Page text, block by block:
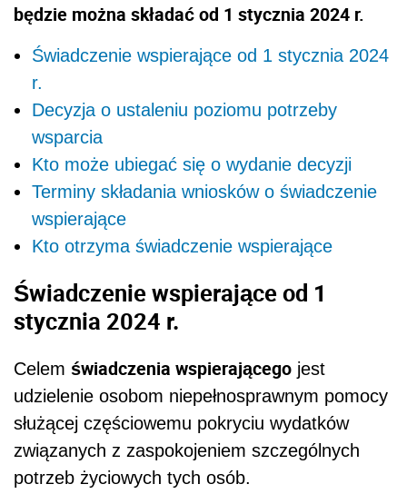
będzie można składać od 1 stycznia 2024 r.
Świadczenie wspierające od 1 stycznia 2024
r.
Decyzja o ustaleniu poziomu potrzeby
wsparcia
Kto może ubiegać się o wydanie decyzji
Terminy składania wniosków o świadczenie
wspierające
Kto otrzyma świadczenie wspierające
Świadczenie wspierające od 1
stycznia 2024 r.
Celem świadczenia wspierającego jest
udzielenie osobom niepełnosprawnym pomocy
służącej częściowemu pokryciu wydatków
związanych z zaspokojeniem szczególnych
potrzeb życiowych tych osób.